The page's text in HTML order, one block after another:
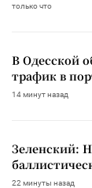
только что
В Одесской
трафик в
14 минут назад
Зеленский:
22 минуты назад